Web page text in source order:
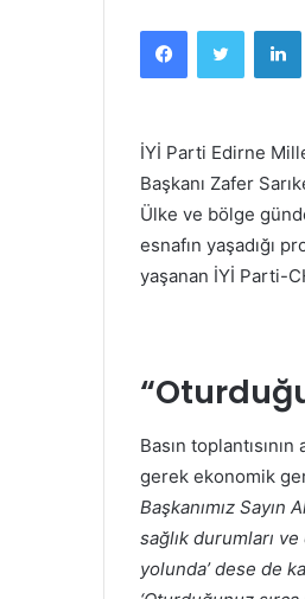
posta
FacebookTwitter
İYİ Parti Edirne
Başkanı Zafer
Ülke ve bölge
esnafın yaşadığı
yaşanan İYİ Parti-
Basın toplantısının
gerek ekonomik
Başkanımız
sağlık durumları
yolunda’ dese de